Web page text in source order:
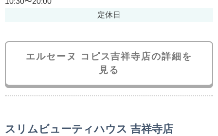
定休日
エルセーヌ コピス吉祥寺店の詳細を
見る
スリムビューティハウス 吉祥寺店